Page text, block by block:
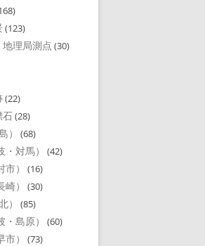
(123)
理局測点 (30)
(22)
石(28)
） (68)
対馬） (42)
） (16)
） (30)
） (85)
島原） (60)
） (73)